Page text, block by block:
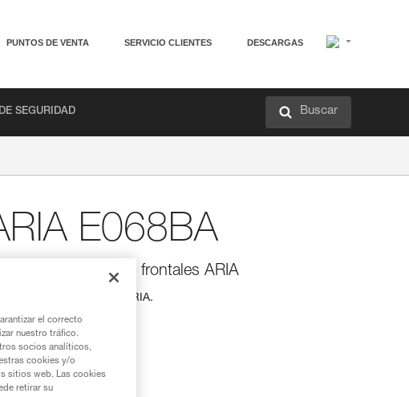
PUNTOS DE VENTA SERVICIO CLIENTES DESCARGAS
SEGURIDAD Buscar
E068BA
para las linternas frontales ARIA
las linternas frontales ARIA.
el correcto
nuestro tráfico.
socios analíticos,
cookies y/o
sitios web. Las cookies
retirar su